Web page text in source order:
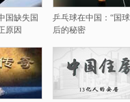
国缺失国
原因
乒乓球在中国：“国
后的秘密